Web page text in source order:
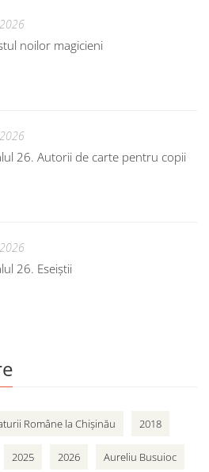
noilor magicieni
26. Autorii de carte pentru copii
26. Eseiștii
Române la Chișinău 2018
2025 2026 Aureliu Busuioc